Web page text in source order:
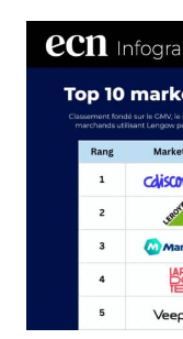
:
LE
FACE
LA
LA